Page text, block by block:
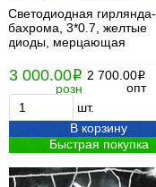
Светодиодная гирлянда-
бахрома, 3*0.7, желтые
диоды, мерцающая
3 000.00i
розн
2 700.00i
опт
шт.
В корзину
Быстрая покупка